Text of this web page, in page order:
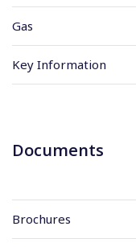
Gas
Key Information
Documents
Brochures